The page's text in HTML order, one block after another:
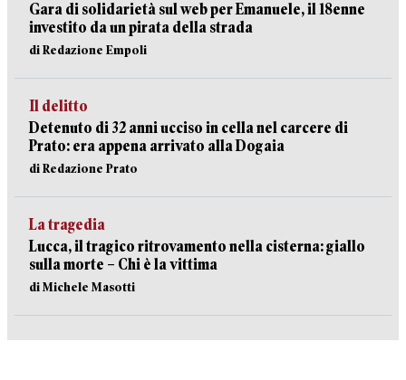
Gara di solidarietà sul web per Emanuele, il 18enne
investito da un pirata della strada
di Redazione Empoli
Il delitto
Detenuto di 32 anni ucciso in cella nel carcere di
Prato: era appena arrivato alla Dogaia
di Redazione Prato
La tragedia
Lucca, il tragico ritrovamento nella cisterna: giallo
sulla morte – Chi è la vittima
di Michele Masotti